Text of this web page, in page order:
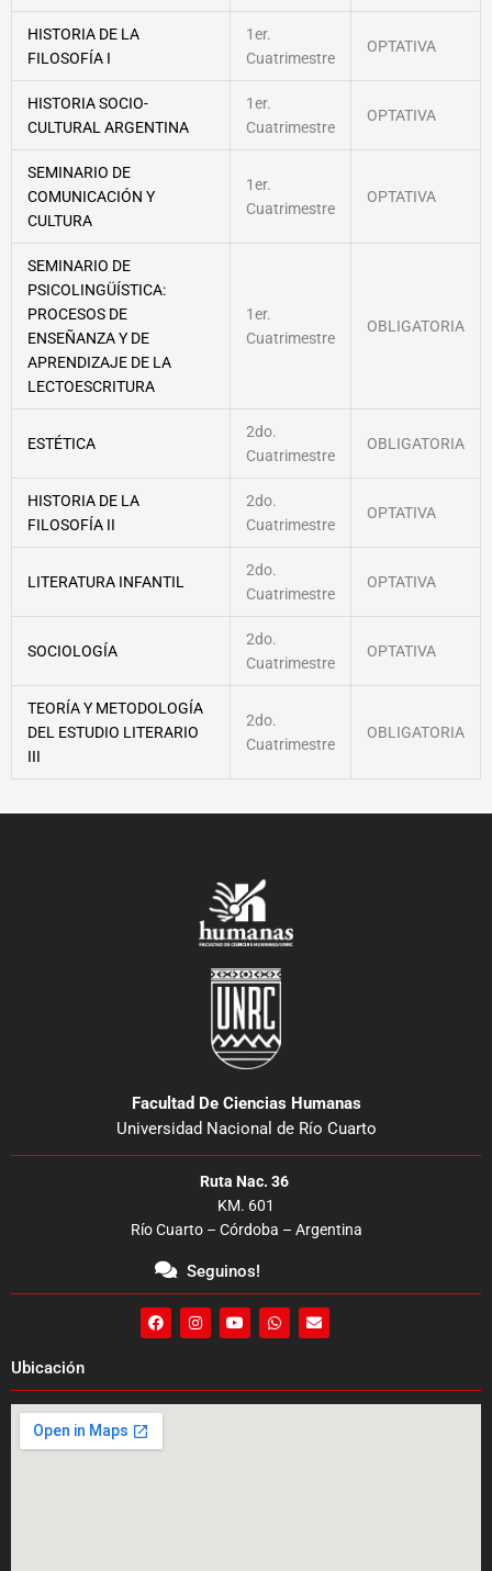
HISTORIA DE LA
FILOSOFÍA I
1er.
Cuatrimestre
OPTATIVA
HISTORIA SOCIO-
CULTURAL ARGENTINA
1er.
Cuatrimestre
OPTATIVA
SEMINARIO DE
COMUNICACIÓN Y
CULTURA
1er.
Cuatrimestre
OPTATIVA
SEMINARIO DE
PSICOLINGÜÍSTICA:
PROCESOS DE
ENSEÑANZA Y DE
APRENDIZAJE DE LA
LECTOESCRITURA
1er.
Cuatrimestre
OBLIGATORIA
ESTÉTICA
2do.
Cuatrimestre
OBLIGATORIA
HISTORIA DE LA
FILOSOFÍA II
2do.
Cuatrimestre
OPTATIVA
LITERATURA INFANTIL
2do.
Cuatrimestre
OPTATIVA
SOCIOLOGÍA
2do.
Cuatrimestre
OPTATIVA
TEORÍA Y METODOLOGÍA
DEL ESTUDIO LITERARIO
III
2do.
Cuatrimestre
OBLIGATORIA
Ubicación
Facultad De Ciencias Humanas
Universidad Nacional de Río Cuarto
Ruta Nac. 36
KM. 601
Río Cuarto – Córdoba – Argentina
Seguinos!
F
a
o
o
I
n
g
r
Y
o
b
e
W
h
a
p
E
n
o
p